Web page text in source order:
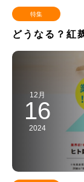
特集
どうなる？紅
12月
16
2024